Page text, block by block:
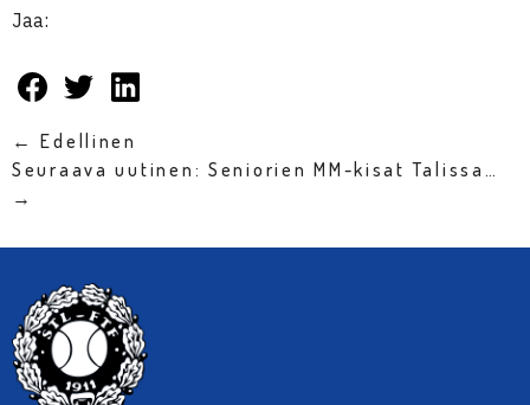
Jaa:
← Edellinen
Seuraava uutinen: Seniorien MM-kisat Talissa…
→